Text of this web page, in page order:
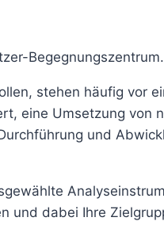
Begegnungszentrum.
stehen häufig vor
eine Umsetzung von
und
und dabei Ihre